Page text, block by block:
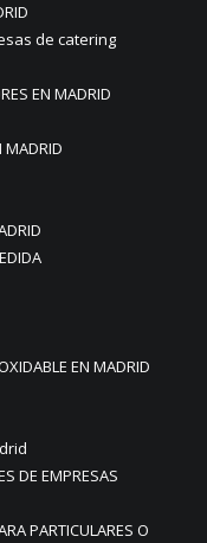
de catering
EN MADRID
MADRID
EN MADRID
DE EMPRESAS
PARTICULARES O